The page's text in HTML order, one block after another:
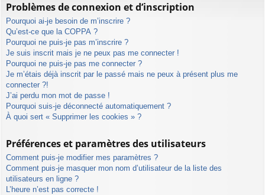
Problèmes de connexion et d’inscription
Pourquoi ai-je besoin de m’inscrire ?
Qu’est-ce que la COPPA ?
Pourquoi ne puis-je pas m’inscrire ?
Je suis inscrit mais je ne peux pas me connecter !
Pourquoi ne puis-je pas me connecter ?
Je m’étais déjà inscrit par le passé mais ne peux à présent plus me
connecter ?!
J’ai perdu mon mot de passe !
Pourquoi suis-je déconnecté automatiquement ?
À quoi sert « Supprimer les cookies » ?
Préférences et paramètres des utilisateurs
Comment puis-je modifier mes paramètres ?
Comment puis-je masquer mon nom d’utilisateur de la liste des
utilisateurs en ligne ?
L’heure n’est pas correcte !